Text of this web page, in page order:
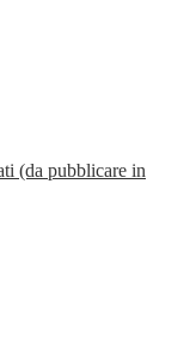
(da pubblicare in